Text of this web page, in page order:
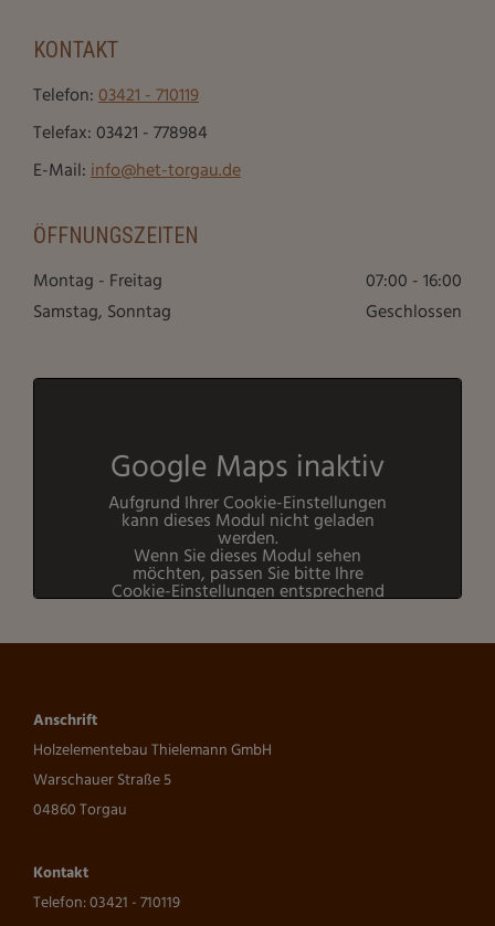
KONTAKT
Telefon:03421 - 710119
Telefax: 03421 - 778984
E-Mail:info@het-torgau.de
ÖFFNUNGSZEITEN
Montag - Freitag
07:00 - 16:00
Samstag, Sonntag
Geschlossen
Google Maps inaktiv
Aufgrund Ihrer Cookie-Einstellungen
kann dieses Modul nicht geladen
werden.
Wenn Sie dieses Modul sehen
möchten, passen Sie bitte Ihre
Cookie-Einstellungen entsprechend
Anschrift
Holzelementebau Thielemann GmbH
Warschauer Straße 5
04860 Torgau
Kontakt
Telefon:03421 - 710119